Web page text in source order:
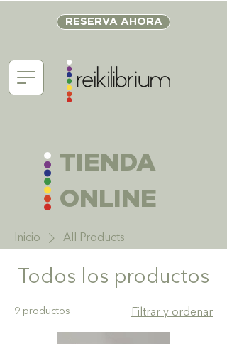
RESERVA AHORA
TIENDA
ONLINE
Inicio All Products
Todos los productos
9 productos Filtrar y ordenar